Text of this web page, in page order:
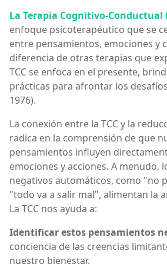
La Terapia Cognitivo-Conductual
enfoque psicoterapéutico que se
entre pensamientos, emociones y
diferencia de otras terapias que
TCC se enfoca en el presente,
prácticas para afrontar los
1976).
La conexión entre la TCC y la
radica en la comprensión de que
pensamientos influyen
emociones y acciones. A menudo,
negativos automáticos, como "no
"todo va a salir mal", alimentan la
La TCC nos ayuda a:
Identificar estos pensamientos
conciencia de las creencias
nuestro bienestar.